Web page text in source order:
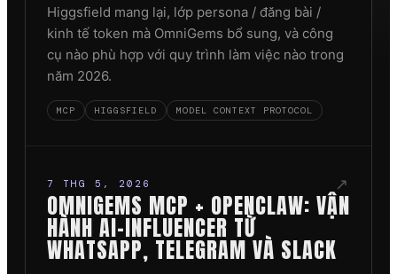
Higgsfield mang lại, lớp persona / đăng bài /
kinh tế token mà OmniGems bổ sung, và công
cụ nào phù hợp với quy trình làm việc nào trong
năm 2026.
MCP HIGGSFIELD MODEL CONTEXT PROTOCOL
7 THG 5, 2026 ↗
OMNIGEMS MCP + OPENCLAW: VẬN
HÀNH AI-INFLUENCER TỪ
WHATSAPP, TELEGRAM VÀ SLACK